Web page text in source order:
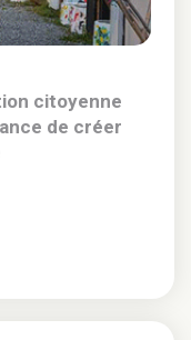
citoyenne
de créer